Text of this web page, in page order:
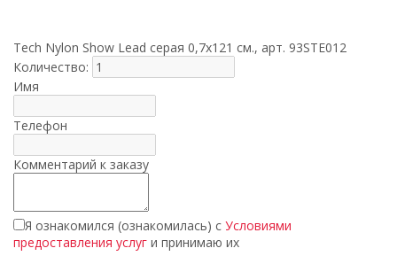
Tech Nylon Show Lead серая 0,7x121 cм., арт. 93STE012
Количество:
Имя
Телефон
Комментарий к заказу
Я ознакомился (ознакомилась) с Условиями
предоставления услуг и принимаю их